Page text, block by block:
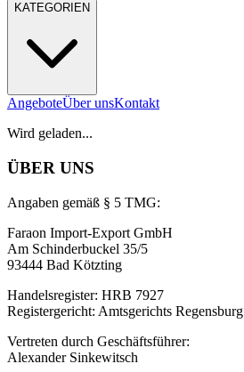
KATEGORIEN
AngeboteÜber unsKontakt
Wird geladen...
ÜBER UNS
Angaben gemäß § 5 TMG:
Faraon Import-Export GmbH
Am Schinderbuckel 35/5
93444 Bad Kötzting
Handelsregister: HRB 7927
Registergericht: Amtsgerichts Regensburg
Vertreten durch Geschäftsführer:
Alexander Sinkewitsch